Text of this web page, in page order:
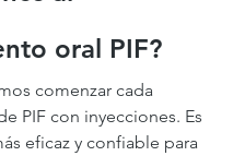
oral PIF?
comenzar cada
PIF con inyecciones. Es
eficaz y confiable para